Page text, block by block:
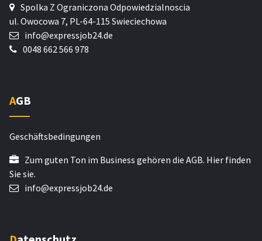
Spolka Z Ograniczona Odpowiedzialnoscia
ul. Owocowa 7, PL-64-115 Swieciechowa
info@expressjob24.de
0048 662 566 978
AGB
Geschäftsbedingungen
Zum guten Ton im Business gehören die AGB. Hier finden
Sie sie.
info@expressjob24.de